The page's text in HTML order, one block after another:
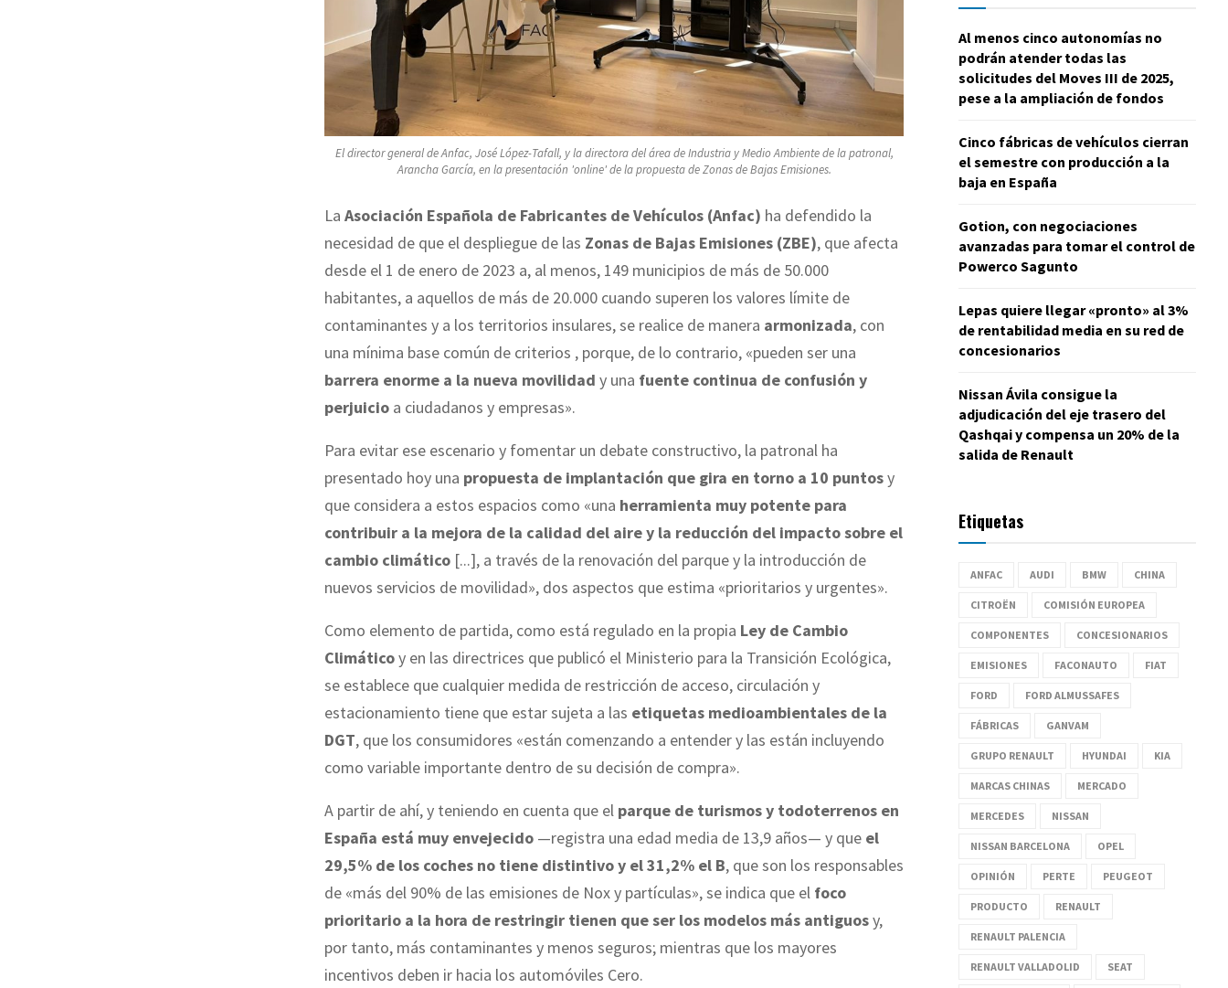
El director general de Anfac, José López-Tafall, y la directora del área de Industria y Medio Ambiente de la patronal,
Arancha García, en la presentación 'online' de la propuesta de Zonas de Bajas Emisiones.
La Asociación Española de Fabricantes de Vehículos (Anfac) ha defendido la
necesidad de que el despliegue de las Zonas de Bajas Emisiones (ZBE), que afecta
desde el 1 de enero de 2023 a, al menos, 149 municipios de más de 50.000
habitantes, a aquellos de más de 20.000 cuando superen los valores límite de
contaminantes y a los territorios insulares, se realice de manera armonizada, con
una mínima base común de criterios , porque, de lo contrario, «pueden ser una
barrera enorme a la nueva movilidad y una fuente continua de confusión y
perjuicio a ciudadanos y empresas».
Para evitar ese escenario y fomentar un debate constructivo, la patronal ha
presentado hoy una propuesta de implantación que gira en torno a 10 puntosy
que considera a estos espacios como «una herramienta muy potente para
contribuir a la mejora de la calidad del aire y la reducción del impacto sobre el
cambio climático [...], a través de la renovación del parque y la introducción de
nuevos servicios de movilidad», dos aspectos que estima «prioritarios y urgentes».
Como elemento de partida, como está regulado en la propia Ley de Cambio
Climáticoy en las directrices que publicó el Ministerio para la Transición Ecológica,
se establece que cualquier medida de restricción de acceso, circulación y
estacionamiento tiene que estar sujeta a las etiquetas medioambientales de la
DGT, que los consumidores «están comenzando a entender y las están incluyendo
como variable importante dentro de su decisión de compra».
A partir de ahí, y teniendo en cuenta que el parque de turismos y todoterrenos en
España está muy envejecido —registra una edad media de 13,9 años— y que el
29,5% de los coches no tiene distintivo y el 31,2% el B, que son los responsables
de «más del 90% de las emisiones de Nox y partículas», se indica que el foco
prioritario a la hora de restringir tienen que ser los modelos más antiguosy,
por tanto, más contaminantes y menos seguros; mientras que los mayores
incentivos deben ir hacia los automóviles Cero.
Al menos cinco autonomías no
podrán atender todas las
solicitudes del Moves III de 2025,
pese a la ampliación de fondos
Cinco fábricas de vehículos cierran
el semestre con producción a la
baja en España
Gotion, con negociaciones
avanzadas para tomar el control de
Powerco Sagunto
Lepas quiere llegar «pronto» al 3%
de rentabilidad media en su red de
concesionarios
Nissan Ávila consigue la
adjudicación del eje trasero del
Qashqai y compensa un 20% de la
salida de Renault
Etiquetas
ANFAC AUDI BMW CHINA
CITROËN COMISIÓN EUROPEA
COMPONENTES CONCESIONARIOS
EMISIONES FACONAUTO FIAT
FORD FORD ALMUSSAFES
FÁBRICAS GANVAM
GRUPO RENAULT HYUNDAI KIA
MARCAS CHINAS MERCADO
MERCEDES NISSAN
NISSAN BARCELONA OPEL
OPINIÓN PERTE PEUGEOT
PRODUCTO RENAULT
RENAULT PALENCIA
RENAULT VALLADOLID SEAT